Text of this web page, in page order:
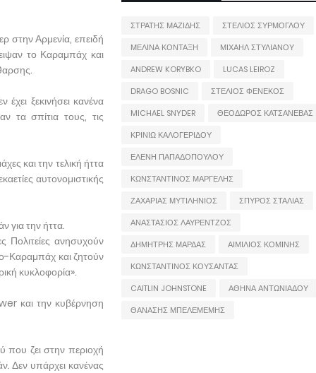
στην Αρμενία, επειδή
το Καραμπάχ και
ξεκινήσει κανένα
τα σπίτια τους, τις
και την τελική ήττα
αυτονομιστικής
για την ήττα.
ανησυχούν
Καραμπάχ και ζητούν
κυκλοφορία».
και την κυβέρνηση
που ζει στην περιοχή
Δεν υπάρχει κανένας
ΣΤΡΑΤΗΣ ΜΑΖΙΔΗΣ
ΣΤΕΛΙΟΣ ΣΥΡΜΟΓΛΟΥ
ΜΕΛΙΝΑ ΚΟΝΤΑΞΗ
ΜΙΧΑΗΛ ΣΤΥΛΙΑΝΟΥ
ANDREW KORYBKO
LUCAS LEIROZ
DRAGO BOSNIC
ΣΤΕΛΙΟΣ ΦΕΝΕΚΟΣ
MICHAEL SNYDER
ΘΕΟΔΩΡΟΣ ΚΑΤΣΑΝΕΒΑΣ
ΚΡΙΝΙΩ ΚΑΛΟΓΕΡΙΔΟΥ
ΕΛΕΝΗ ΠΑΠΑΔΟΠΟΥΛΟΥ
ΚΩΝΣΤΑΝΤΙΝΟΣ ΜΑΡΓΕΛΗΣ
ΖΑΧΑΡΙΑΣ ΜΥΤΙΛΗΝΙΟΣ
ΣΠΥΡΟΣ ΣΤΑΛΙΑΣ
ΑΝΑΣΤΑΣΙΟΣ ΛΑΥΡΕΝΤΖΟΣ
ΔΗΜΗΤΡΗΣ ΜΑΡΔΑΣ
ΑΙΜΙΛΙΟΣ ΚΟΜΙΝΗΣ
ΚΩΝΣΤΑΝΤΙΝΟΣ ΚΟΥΣΑΝΤΑΣ
CAITLIN JOHNSTONE
ΑΘΗΝΑ ΑΝΤΩΝΙΑΔΟΥ
ΘΑΝΑΣΗΣ ΜΠΕΛΕΜΕΜΗΣ